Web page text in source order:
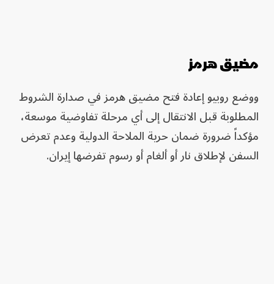
مضيق هرمز
ووضع روبيو إعادة فتح مضيق هرمز في صدارة الشروط
المطلوبة قبل الانتقال إلى أي مرحلة تفاوضية موسعة،
مؤكداً ضرورة ضمان حرية الملاحة الدولية وعدم تعرض
السفن لإطلاق نار أو ألغام أو رسوم تفرضها إيران.